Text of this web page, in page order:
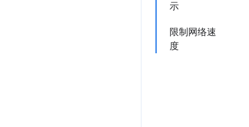
示
限制网络速
度